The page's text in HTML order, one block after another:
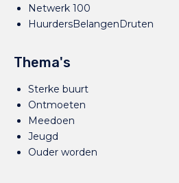
Netwerk 100
HuurdersBelangenDruten
Thema's
Sterke buurt
Ontmoeten
Meedoen
Jeugd
Ouder worden